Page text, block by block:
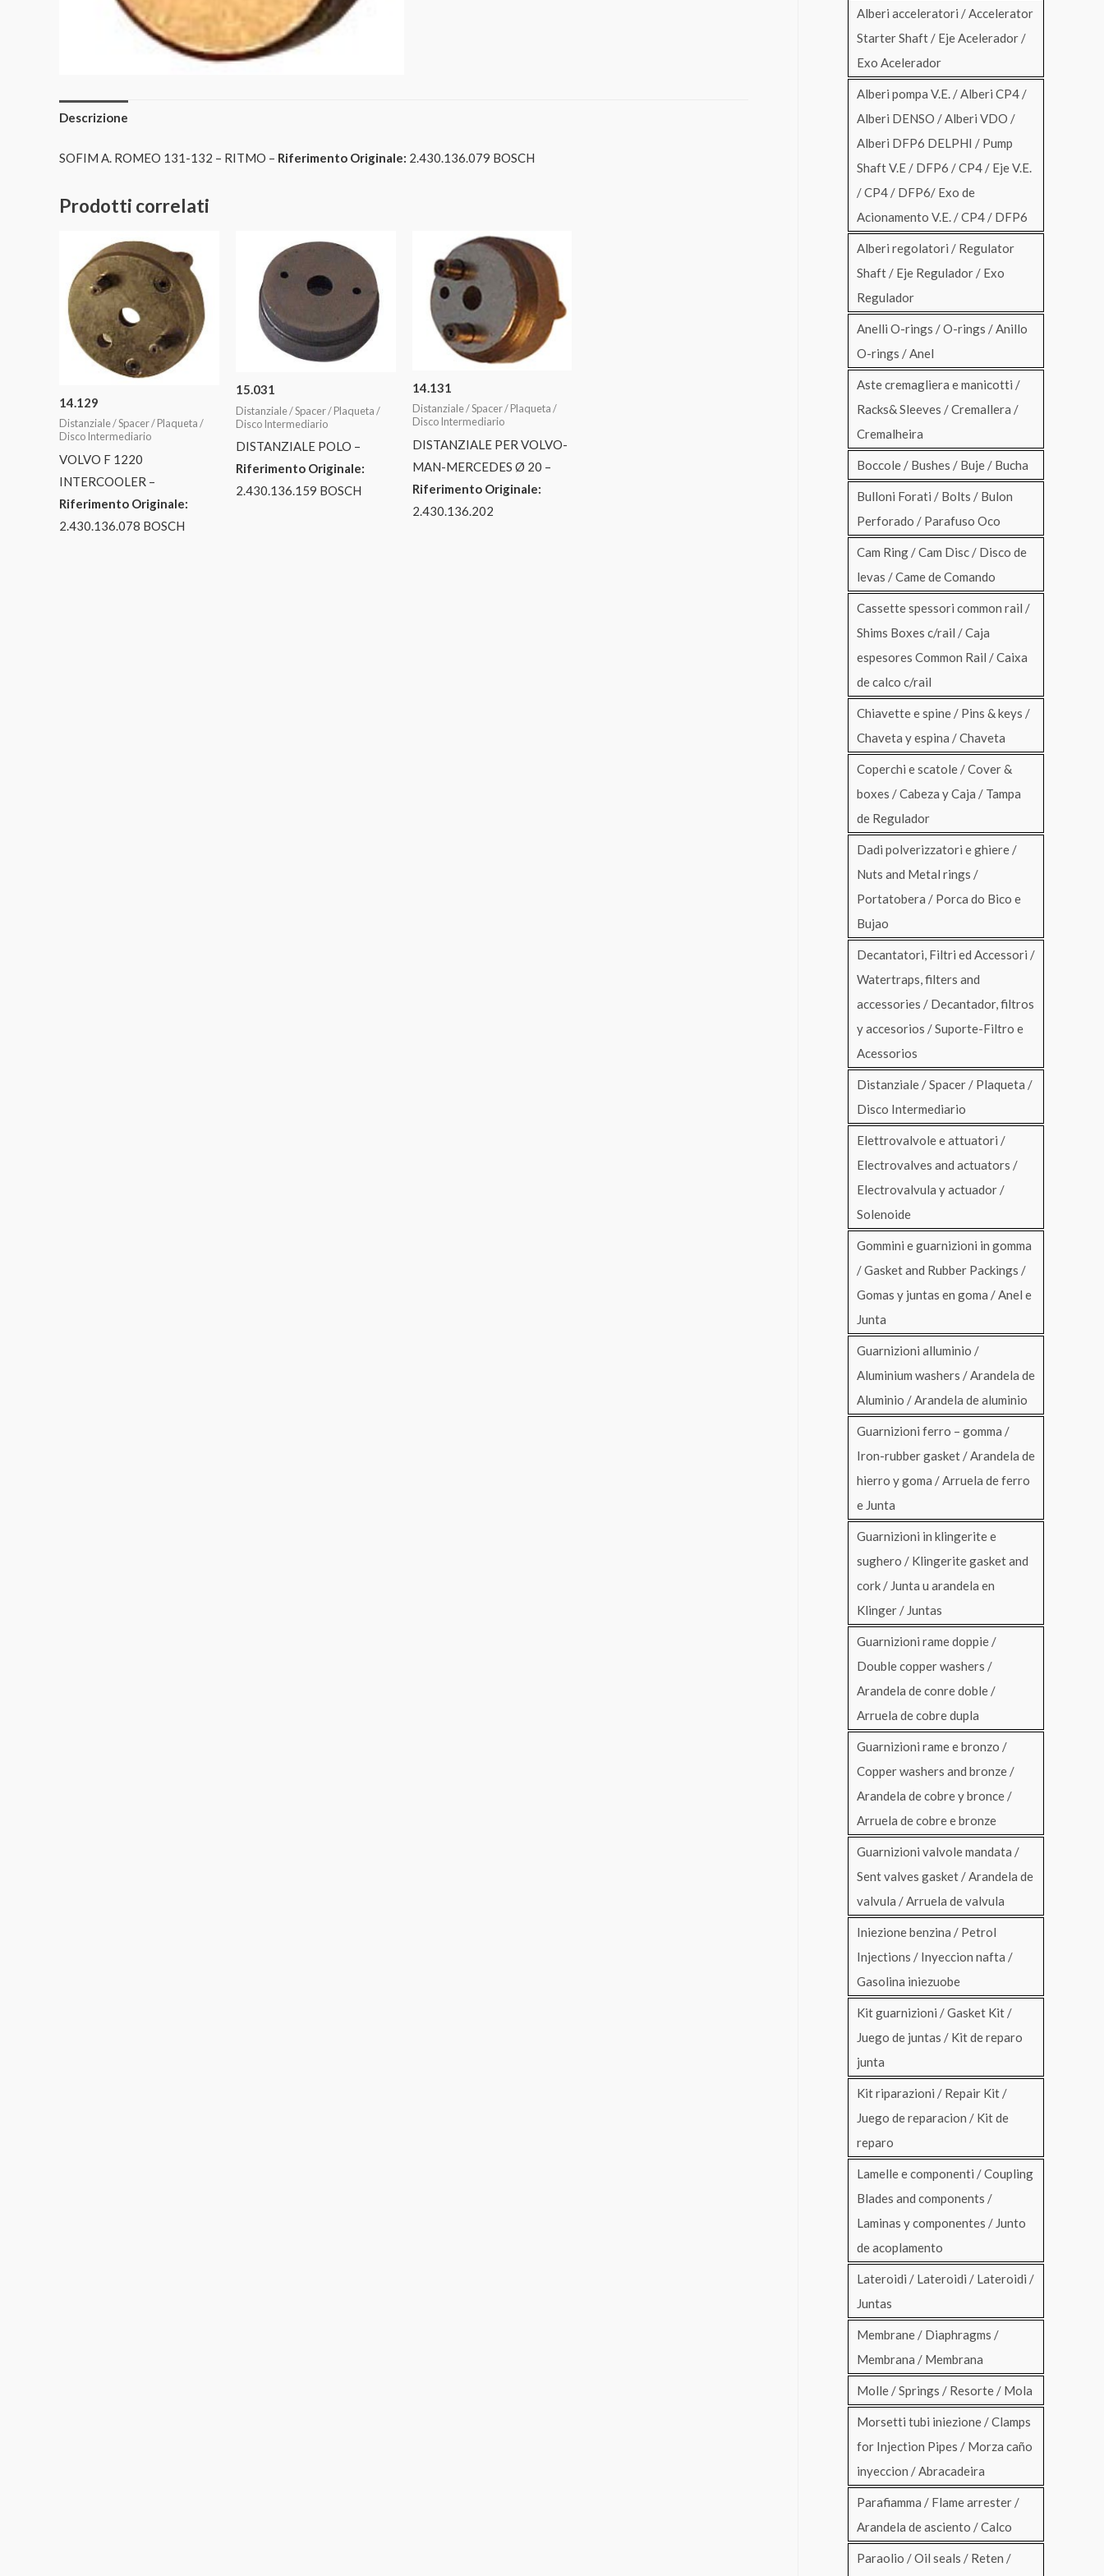
Descrizione
SOFIM A. ROMEO 131-132 – RITMO – Riferimento Originale: 2.430.136.079 BOSCH
Prodotti correlati
14.129
Distanziale / Spacer / Plaqueta /
Disco Intermediario
VOLVO F 1220
INTERCOOLER –
Riferimento Originale:
2.430.136.078 BOSCH
15.031
Distanziale / Spacer / Plaqueta /
Disco Intermediario
DISTANZIALE POLO –
Riferimento Originale:
2.430.136.159 BOSCH
14.131
Distanziale / Spacer / Plaqueta /
Disco Intermediario
DISTANZIALE PER VOLVO-
MAN-MERCEDES Ø 20 –
Riferimento Originale:
2.430.136.202
Alberi acceleratori / Accelerator
Starter Shaft / Eje Acelerador /
Exo Acelerador
Alberi pompa V.E. / Alberi CP4 /
Alberi DENSO / Alberi VDO /
Alberi DFP6 DELPHI / Pump
Shaft V.E / DFP6 / CP4 / Eje V.E.
/ CP4 / DFP6/ Exo de
Acionamento V.E. / CP4 / DFP6
Alberi regolatori / Regulator
Shaft / Eje Regulador / Exo
Regulador
Anelli O-rings / O-rings / Anillo
O-rings / Anel
Aste cremagliera e manicotti /
Racks& Sleeves / Cremallera /
Cremalheira
Boccole / Bushes / Buje / Bucha
Bulloni Forati / Bolts / Bulon
Perforado / Parafuso Oco
Cam Ring / Cam Disc / Disco de
levas / Came de Comando
Cassette spessori common rail /
Shims Boxes c/rail / Caja
espesores Common Rail / Caixa
de calco c/rail
Chiavette e spine / Pins & keys /
Chaveta y espina / Chaveta
Coperchi e scatole / Cover &
boxes / Cabeza y Caja / Tampa
de Regulador
Dadi polverizzatori e ghiere /
Nuts and Metal rings /
Portatobera / Porca do Bico e
Bujao
Decantatori, Filtri ed Accessori /
Watertraps, filters and
accessories / Decantador, filtros
y accesorios / Suporte-Filtro e
Acessorios
Distanziale / Spacer / Plaqueta /
Disco Intermediario
Elettrovalvole e attuatori /
Electrovalves and actuators /
Electrovalvula y actuador /
Solenoide
Gommini e guarnizioni in gomma
/ Gasket and Rubber Packings /
Gomas y juntas en goma / Anel e
Junta
Guarnizioni alluminio /
Aluminium washers / Arandela de
Aluminio / Arandela de aluminio
Guarnizioni ferro – gomma /
Iron-rubber gasket / Arandela de
hierro y goma / Arruela de ferro
e Junta
Guarnizioni in klingerite e
sughero / Klingerite gasket and
cork / Junta u arandela en
Klinger / Juntas
Guarnizioni rame doppie /
Double copper washers /
Arandela de conre doble /
Arruela de cobre dupla
Guarnizioni rame e bronzo /
Copper washers and bronze /
Arandela de cobre y bronce /
Arruela de cobre e bronze
Guarnizioni valvole mandata /
Sent valves gasket / Arandela de
valvula / Arruela de valvula
Iniezione benzina / Petrol
Injections / Inyeccion nafta /
Gasolina iniezuobe
Kit guarnizioni / Gasket Kit /
Juego de juntas / Kit de reparo
junta
Kit riparazioni / Repair Kit /
Juego de reparacion / Kit de
reparo
Lamelle e componenti / Coupling
Blades and components /
Laminas y componentes / Junto
de acoplamento
Lateroidi / Lateroidi / Lateroidi /
Juntas
Membrane / Diaphragms /
Membrana / Membrana
Molle / Springs / Resorte / Mola
Morsetti tubi iniezione / Clamps
for Injection Pipes / Morza caño
inyeccion / Abracadeira
Parafiamma / Flame arrester /
Arandela de asciento / Calco
Paraolio / Oil seals / Reten /